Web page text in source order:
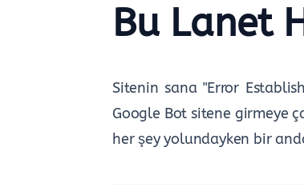
Bu Lanet
Sitenin sana "Error
Google Bot sitene girmeye
her şey yolundayken bir